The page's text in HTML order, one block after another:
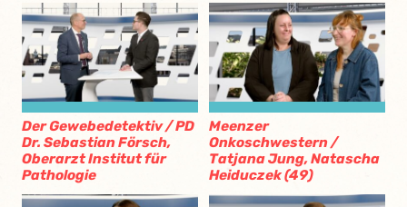
Der Gewebedetektiv / PD
Dr. Sebastian Försch,
Oberarzt Institut für
Pathologie
Meenzer
Onkoschwestern /
Tatjana Jung, Natascha
Heiduczek (49)